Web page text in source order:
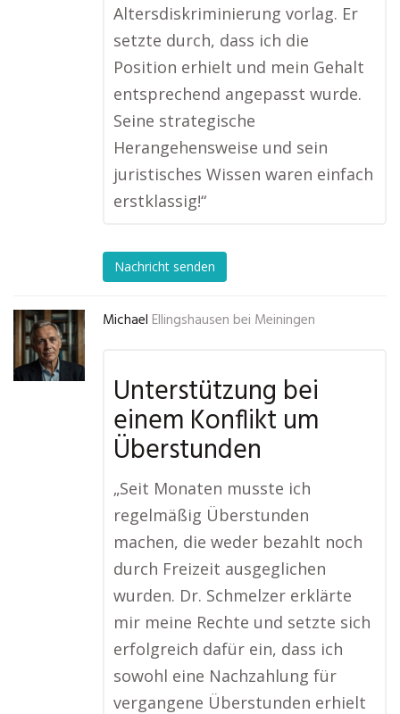
Altersdiskriminierung vorlag. Er
setzte durch, dass ich die
Position erhielt und mein Gehalt
entsprechend angepasst wurde.
Seine strategische
Herangehensweise und sein
juristisches Wissen waren einfach
erstklassig!“
Nachricht senden
Michael Ellingshausen bei Meiningen
Unterstützung bei
einem Konflikt um
Überstunden
„Seit Monaten musste ich
regelmäßig Überstunden
machen, die weder bezahlt noch
durch Freizeit ausgeglichen
wurden. Dr. Schmelzer erklärte
mir meine Rechte und setzte sich
erfolgreich dafür ein, dass ich
sowohl eine Nachzahlung für
vergangene Überstunden erhielt